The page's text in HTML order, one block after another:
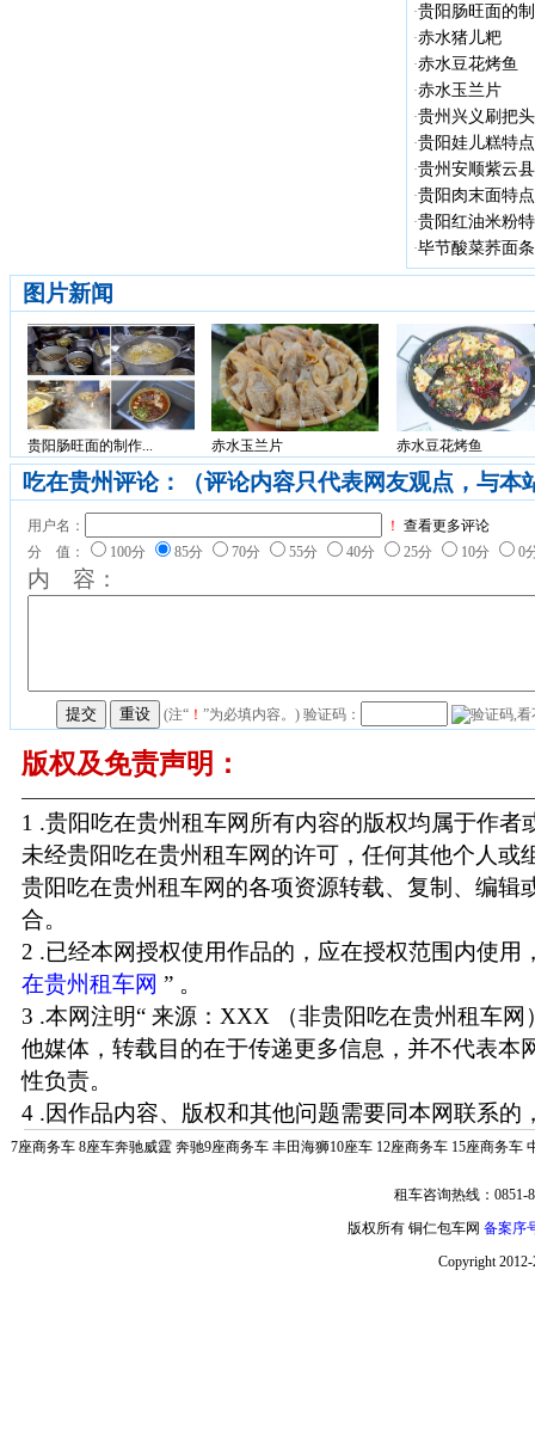
·贵阳肠旺面的
·赤水猪儿粑
·赤水豆花烤鱼
·赤水玉兰片
·贵州兴义刷把
·贵阳娃儿糕特
·贵州安顺紫云
·贵阳肉末面特
·贵阳红油米粉
·毕节酸菜荞面
图片新闻
贵阳肠旺面的制作... 赤水玉兰片 赤水豆花烤鱼
吃在贵州评论：（评论内容只代表网友观点，与本
用户名： ！ 查看更多评论
分 值：
100分 85分 70分 55分 40分 25分 10分 0
内 容：
(注“ ！ ”为必填内容。) 验证码：
版权及免责声明：
1 .贵阳吃在贵州租车网所有内容的版权均属于作者
未经贵阳吃在贵州租车网的许可，任何其他个人或
贵阳吃在贵州租车网的各项资源转载、复制、编辑
合。
2 .已经本网授权使用作品的，应在授权范围内使用
在贵州租车网 ” 。
3 .本网注明“ 来源：XXX （非贵阳吃在贵州租车网
他媒体，转载目的在于传递更多信息，并不代表本
性负责。
4 .因作品内容、版权和其他问题需要同本网联系的
7座商务车 8座车奔驰威霆 奔驰9座商务车 丰田海狮10座车 12座商务车 15座商务车
租车咨询热线：0851-
版权所有 铜仁包车网 备案序
Copyright